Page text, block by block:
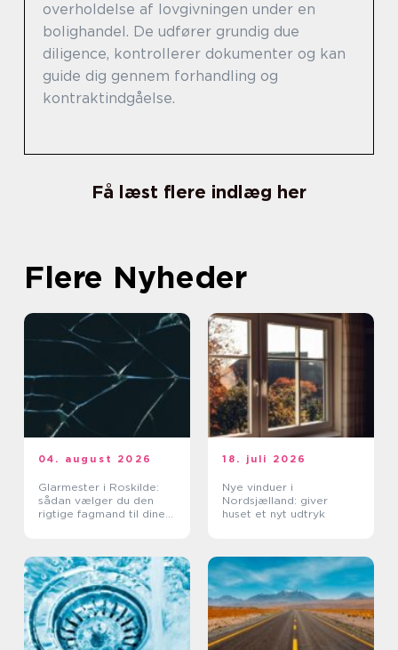
overholdelse af lovgivningen under en
bolighandel. De udfører grundig due
diligence, kontrollerer dokumenter og kan
guide dig gennem forhandling og
kontraktindgåelse.
Få læst flere indlæg her
Flere Nyheder
04. august 2026
Glarmester i Roskilde:
sådan vælger du den
rigtige fagmand til dine
18. juli 2026
Nye vinduer i
Nordsjælland: giver
huset et nyt udtryk